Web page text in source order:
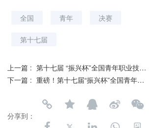
全国 青年 决赛
第十七届
上一篇 : 第十七届 “振兴杯”全国青年职业技能大赛（职工组）主体赛决赛工作安排
下一篇 : 重磅！第十七届“振兴杯”全国青年职业技能大赛（职工组）——“中核杯”创新创效竞赛全国决赛获奖名单公布
分享到：